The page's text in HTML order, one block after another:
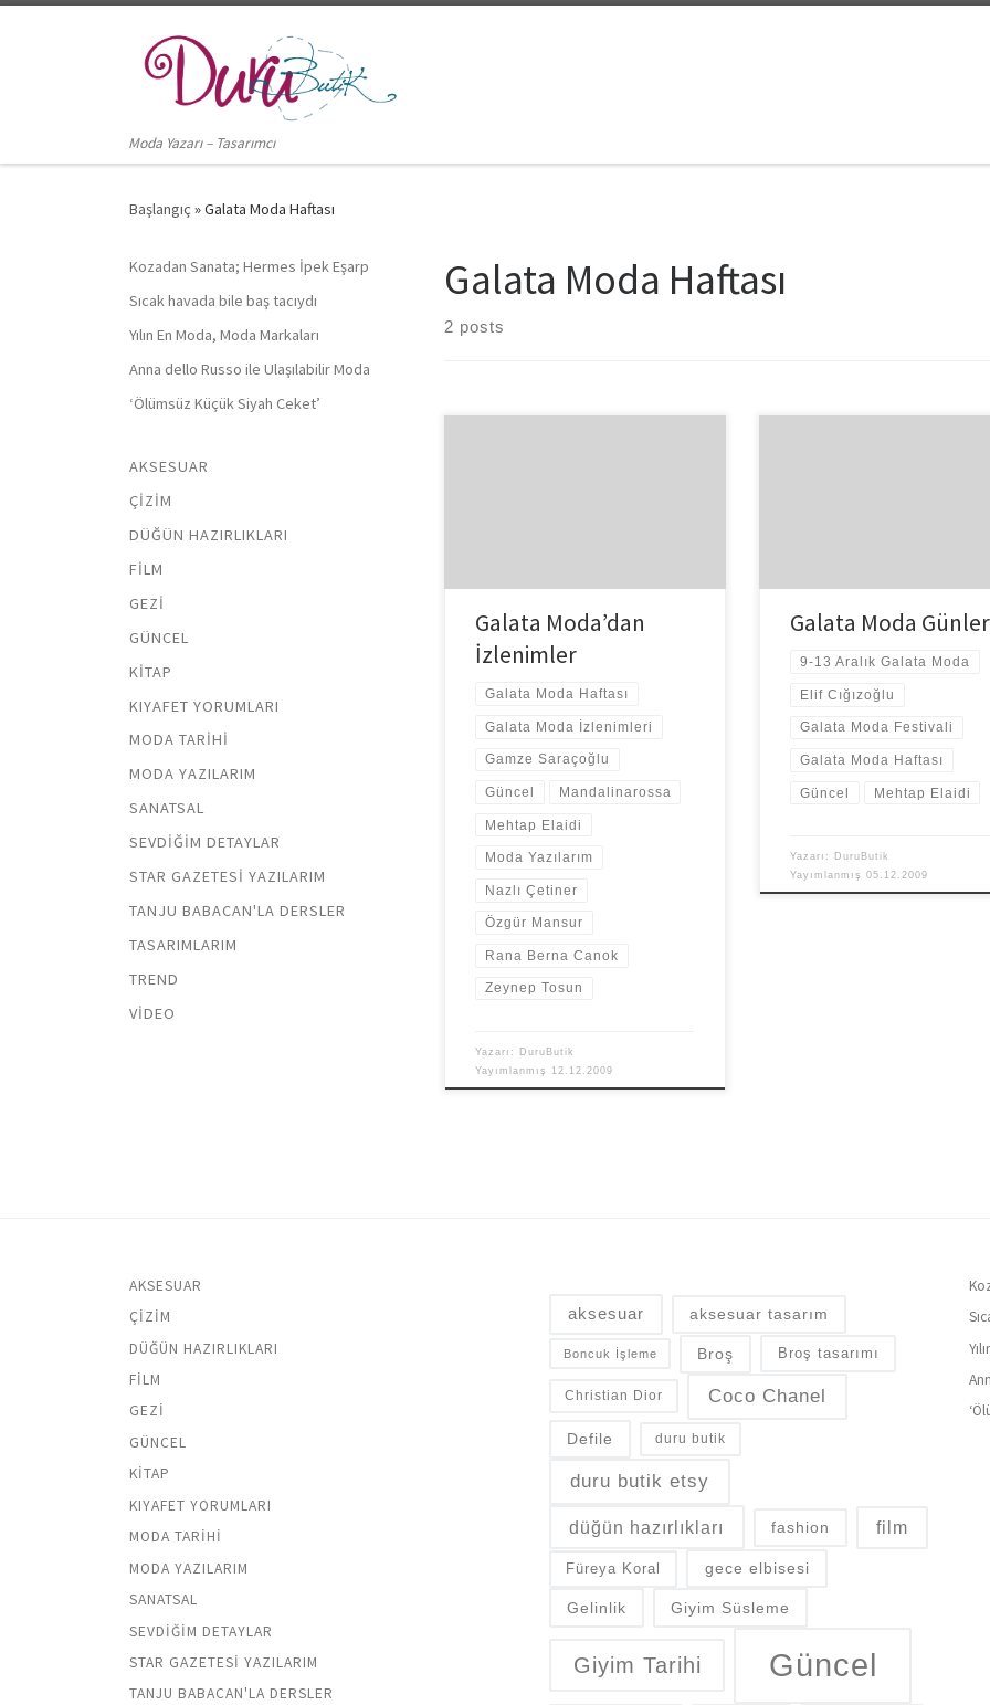
Moda Yazarı – Tasarımcı
Başlangıç »Galata Moda Haftası
Galata Moda Haftası
2 posts
Galata Moda’dan
İzlenimler
Galata Moda Haftası
Galata Moda İzlenimleri
Gamze Saraçoğlu
Güncel Mandalinarossa
Mehtap Elaidi
Moda Yazılarım
Nazlı Çetiner
Özgür Mansur
Rana Berna Canok
Zeynep Tosun
Yazarı: DuruButik
Yayımlanmış 12.12.2009
Galata Moda
9-13 Aralık Galata Moda
Elif Cığızoğlu
Galata Moda Festivali
Galata Moda Haftası
Güncel Mehtap Elaidi
Yazarı: DuruButik
Yayımlanmış05.12.2009
Kozadan Sanata; Hermes İpek Eşarp
Sıcak havada bile baş tacıydı
Yılın En Moda, Moda Markaları
Anna dello Russo ile Ulaşılabilir Moda
‘Ölümsüz Küçük Siyah Ceket’
AKSESUAR
ÇIZIM
DÜĞÜN HAZIRLIKLARI
FILM
GEZI
GÜNCEL
KITAP
KIYAFET YORUMLARI
MODA TARIHI
MODA YAZILARIM
SANATSAL
SEVDIĞIM DETAYLAR
STAR GAZETESI YAZILARIM
TANJU BABACAN'LA DERSLER
TASARIMLARIM
TREND
VIDEO
AKSESUAR
ÇIZIM
DÜĞÜN HAZIRLIKLARI
FILM
GEZI
GÜNCEL
KITAP
KIYAFET YORUMLARI
MODA TARIHI
MODA YAZILARIM
SANATSAL
SEVDIĞIM DETAYLAR
STAR GAZETESI YAZILARIM
TANJU BABACAN'LA DERSLER
aksesuar aksesuar tasarım
Boncuk İşleme Broş Broş tasarımı
Christian Dior Coco Chanel
Defile duru butik
duru butik etsy
düğün hazırlıkları fashion film
Füreya Koral gece elbisesi
Gelinlik Giyim Süsleme
Giyim Tarihi Güncel